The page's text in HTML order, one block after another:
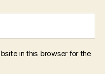
in this browser for the